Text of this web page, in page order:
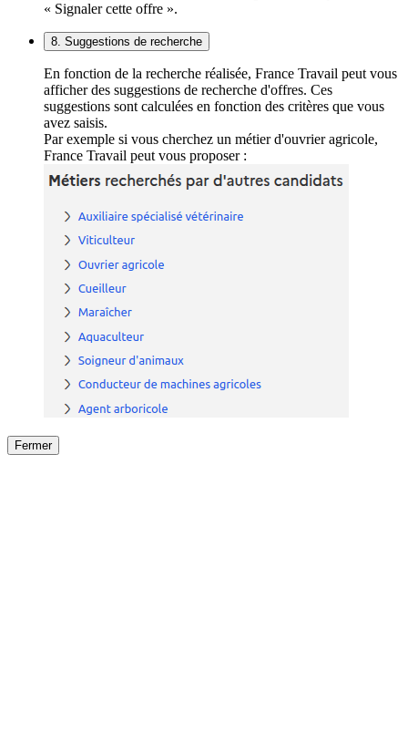
« Signaler cette offre ».
8. Suggestions de recherche
En fonction de la recherche réalisée, France Travail peut vous
afficher des suggestions de recherche d'offres. Ces
suggestions sont calculées en fonction des critères que vous
avez saisis.
Par exemple si vous cherchez un métier d'ouvrier agricole,
France Travail peut vous proposer :
Fermer